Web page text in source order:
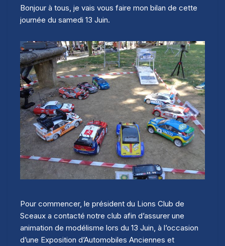
Bonjour à tous, je vais vous faire mon bilan de cette
journée du samedi 13 Juin.
Pour commencer, le président du Lions Club de
Sceaux a contacté notre club afin d’assurer une
animation de modélisme lors du 13 Juin, à l’occasion
d’une Exposition d’Automobiles Anciennes et